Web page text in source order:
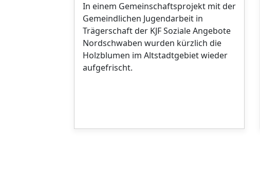
In einem Gemeinschaftsprojekt mit der
Gemeindlichen Jugendarbeit in
Trägerschaft der KJF Soziale Angebote
Nordschwaben wurden kürzlich die
Holzblumen im Altstadtgebiet wieder
aufgefrischt.